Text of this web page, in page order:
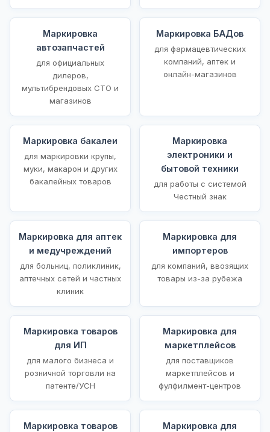
Маркировка
автозапчастей
для официальных
дилеров,
мультибрендовых СТО и
магазинов
Маркировка БАДов
для фармацевтических
компаний, аптек и
онлайн-магазинов
Маркировка бакалеи
для маркировки крупы,
муки, макарон и других
бакалейных товаров
Маркировка
электроники и
бытовой техники
для работы с системой
Честный знак
Маркировка для аптек
и медучреждений
для больниц, поликлиник,
аптечных сетей и частных
клиник
Маркировка для
импортеров
для компаний, ввозящих
товары из-за рубежа
Маркировка товаров
для ИП
для малого бизнеса и
розничной торговли на
патенте/УСН
Маркировка для
маркетплейсов
для поставщиков
маркетплейсов и
фулфилмент-центров
Маркировка товаров
Маркировка для